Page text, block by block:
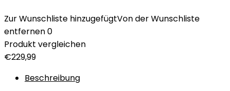
Zur Wunschliste hinzugefügtVon der Wunschliste
entfernen0
Produkt vergleichen
€229,99
Beschreibung